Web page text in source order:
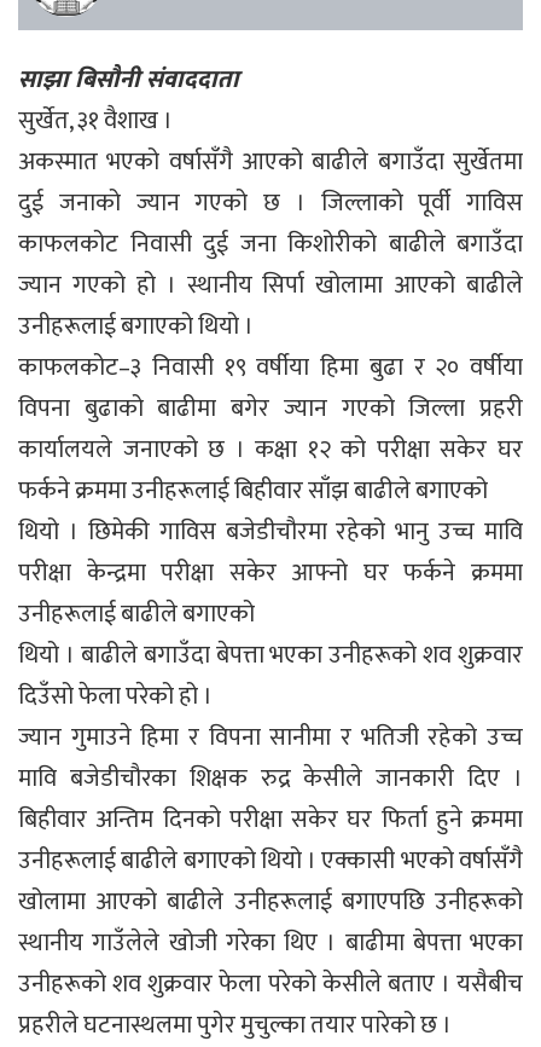
साझा बिसौनी संवाददाता
सुर्खेत, ३१ वैशाख ।
अकस्मात भएको वर्षासँगै आएको बाढीले बगाउँदा सुर्खेतमा
दुई जनाको ज्यान गएको छ । जिल्लाको पूर्वी गाविस
काफलकोट निवासी दुई जना किशोरीको बाढीले बगाउँदा
ज्यान गएको हो । स्थानीय सिर्पा खोलामा आएको बाढीले
उनीहरूलाई बगाएको थियो ।
काफलकोट–३ निवासी १९ वर्षीया हिमा बुढा र २० वर्षीया
विपना बुढाको बाढीमा बगेर ज्यान गएको जिल्ला प्रहरी
कार्यालयले जनाएको छ । कक्षा १२ को परीक्षा सकेर घर
फर्कने क्रममा उनीहरूलाई बिहीवार साँझ बाढीले बगाएको
थियो । छिमेकी गाविस बजेडीचौरमा रहेको भानु उच्च मावि
परीक्षा केन्द्रमा परीक्षा सकेर आफ्नो घर फर्कने क्रममा
उनीहरूलाई बाढीले बगाएको
थियो । बाढीले बगाउँदा बेपत्ता भएका उनीहरूको शव शुक्रवार
दिउँसो फेला परेको हो ।
ज्यान गुमाउने हिमा र विपना सानीमा र भतिजी रहेको उच्च
मावि बजेडीचौरका शिक्षक रुद्र केसीले जानकारी दिए ।
बिहीवार अन्तिम दिनको परीक्षा सकेर घर फिर्ता हुने क्रममा
उनीहरूलाई बाढीले बगाएको थियो । एक्कासी भएको वर्षासँगै
खोलामा आएको बाढीले उनीहरूलाई बगाएपछि उनीहरूको
स्थानीय गाउँलेले खोजी गरेका थिए । बाढीमा बेपत्ता भएका
उनीहरूको शव शुक्रवार फेला परेको केसीले बताए । यसैबीच
प्रहरीले घटनास्थलमा पुगेर मुचुल्का तयार पारेको छ ।